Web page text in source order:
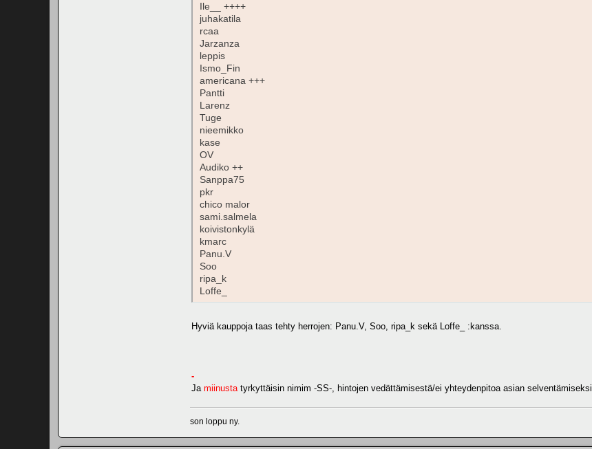
Ile__ ++++
juhakatila
rcaa
Jarzanza
leppis
Ismo_Fin
americana +++
Pantti
Larenz
Tuge
nieemikko
kase
OV
Audiko ++
Sanppa75
pkr
chico malor
sami.salmela
koivistonkylä
kmarc
Panu.V
Soo
ripa_k
Loffe_
Hyviä kauppoja taas tehty herrojen: Panu.V, Soo, ripa_k sekä Loffe_ :kanssa.
-
Ja miinusta tyrkyttäisin nimim -SS-, hintojen vedättämisestä/ei yhteydenpitoa asian selventämiseksi.
son loppu ny.